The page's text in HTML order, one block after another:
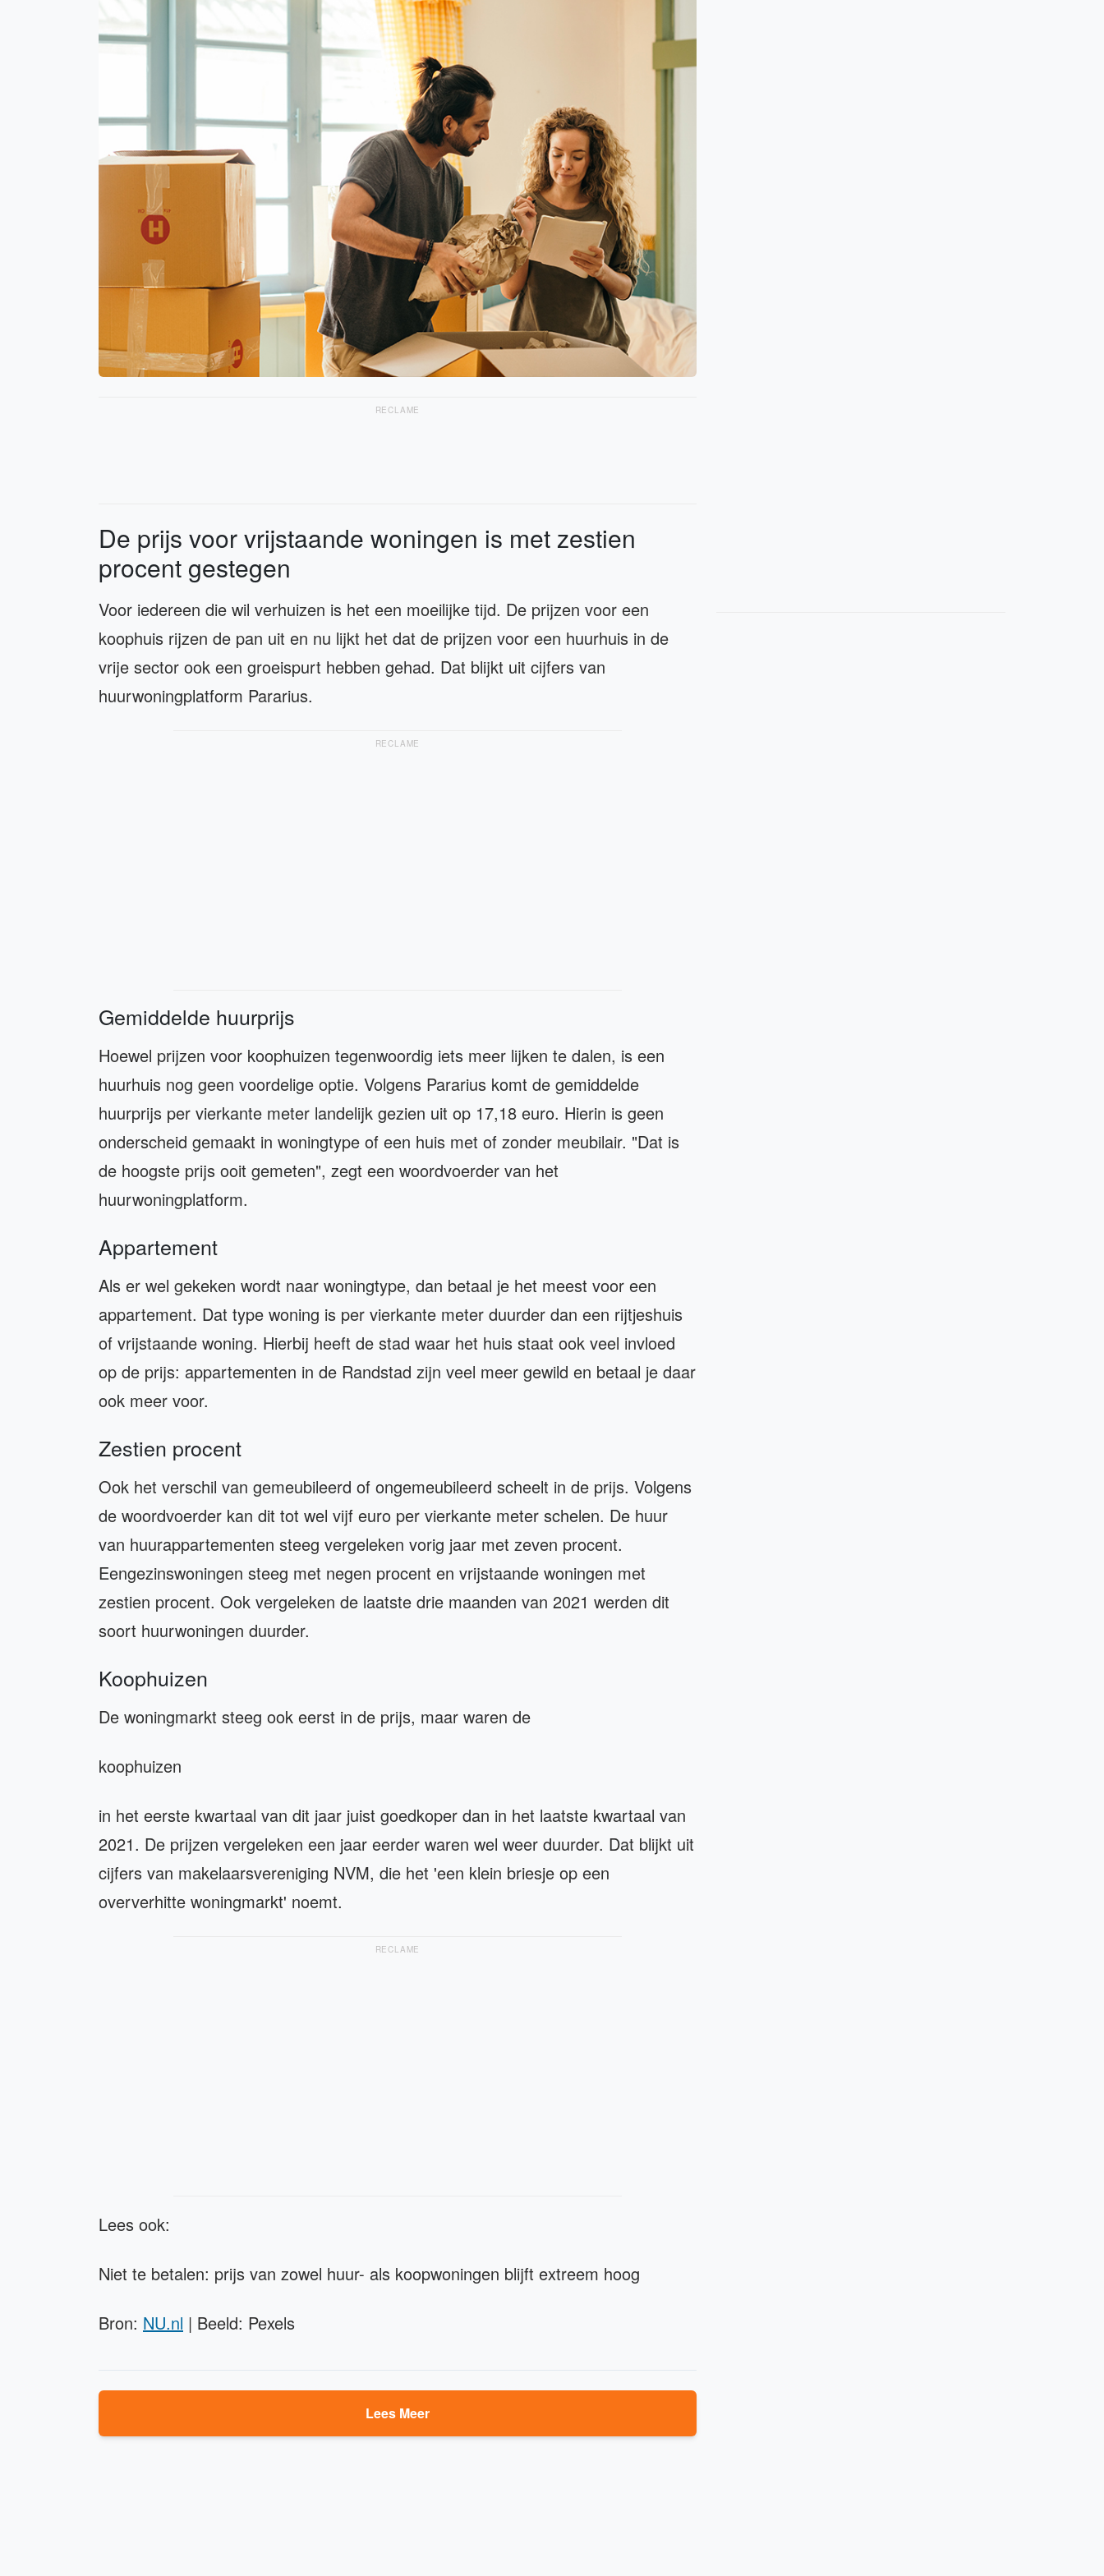
RECLAME
De prijs voor vrijstaande woningen is met zestien
procent gestegen
Voor iedereen die wil verhuizen is het een moeilijke tijd. De prijzen voor een
koophuis rijzen de pan uit en nu lijkt het dat de prijzen voor een huurhuis in de
vrije sector ook een groeispurt hebben gehad. Dat blijkt uit cijfers van
huurwoningplatform Pararius.
RECLAME
Gemiddelde huurprijs
Hoewel prijzen voor koophuizen tegenwoordig iets meer lijken te dalen, is een
huurhuis nog geen voordelige optie. Volgens Pararius komt de gemiddelde
huurprijs per vierkante meter landelijk gezien uit op 17,18 euro. Hierin is geen
onderscheid gemaakt in woningtype of een huis met of zonder meubilair. "Dat is
de hoogste prijs ooit gemeten", zegt een woordvoerder van het
huurwoningplatform.
Appartement
Als er wel gekeken wordt naar woningtype, dan betaal je het meest voor een
appartement. Dat type woning is per vierkante meter duurder dan een rijtjeshuis
of vrijstaande woning. Hierbij heeft de stad waar het huis staat ook veel invloed
op de prijs: appartementen in de Randstad zijn veel meer gewild en betaal je daar
ook meer voor.
Zestien procent
Ook het verschil van gemeubileerd of ongemeubileerd scheelt in de prijs. Volgens
de woordvoerder kan dit tot wel vijf euro per vierkante meter schelen. De huur
van huurappartementen steeg vergeleken vorig jaar met zeven procent.
Eengezinswoningen steeg met negen procent en vrijstaande woningen met
zestien procent. Ook vergeleken de laatste drie maanden van 2021 werden dit
soort huurwoningen duurder.
Koophuizen
De woningmarkt steeg ook eerst in de prijs, maar waren de
koophuizen
in het eerste kwartaal van dit jaar juist goedkoper dan in het laatste kwartaal van
2021. De prijzen vergeleken een jaar eerder waren wel weer duurder. Dat blijkt uit
cijfers van makelaarsvereniging NVM, die het 'een klein briesje op een
oververhitte woningmarkt' noemt.
RECLAME
Lees ook:
Niet te betalen: prijs van zowel huur- als koopwoningen blijft extreem hoog
Bron: NU.nl | Beeld: Pexels
Lees Meer